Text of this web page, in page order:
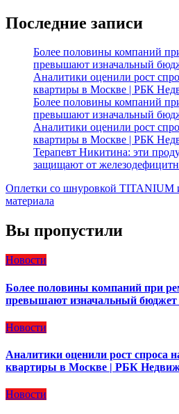
Последние записи
Более половины компаний
превышают изначальный
Аналитики оценили рост
квартиры в Москве | РБК
Более половины компаний
превышают изначальный
Аналитики оценили рост
квартиры в Москве | РБК
Терапевт Никитина: эти
защищают от
Оплетки со шнуровкой TITANIUM
материала
Вы пропустили
Новости
Более половины компаний при
превышают изначальный
Новости
Аналитики оценили рост спроса
квартиры в Москве | РБК
Новости